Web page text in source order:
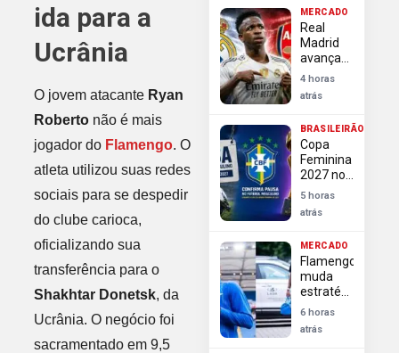
ida para a
Ucrânia
O jovem atacante Ryan
Robertonão é mais
jogador do Flamengo. O
atleta utilizou suas redes
sociais para se despedir
do clube carioca,
oficializando sua
transferência para o
Shakhtar Donetsk, da
Ucrânia. O negócio foi
sacramentado em 9,5
MERCADO
Real
Madrid
avança
em
negociação
e blinda
contra
investida
do
Arsenal
4 horas
atrás
BRASILEIRÃO
Copa
Feminina
2027 no
Brasil
causa
paralisação
futebol
masculino
5 horas
atrás
MERCADO
Flamengo
muda
estratégia
e
pressiona
por
6 horas
atrás